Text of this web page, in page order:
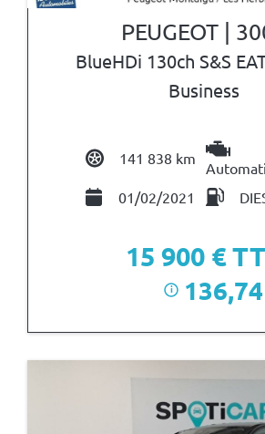
PEUGEOT |
BlueHDi 130ch S&S
Business
141 838 km
01/02/2021
15 900 €
i